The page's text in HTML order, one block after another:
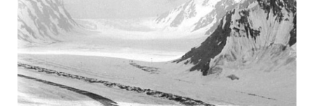
Bridge s odkazem na Trend.